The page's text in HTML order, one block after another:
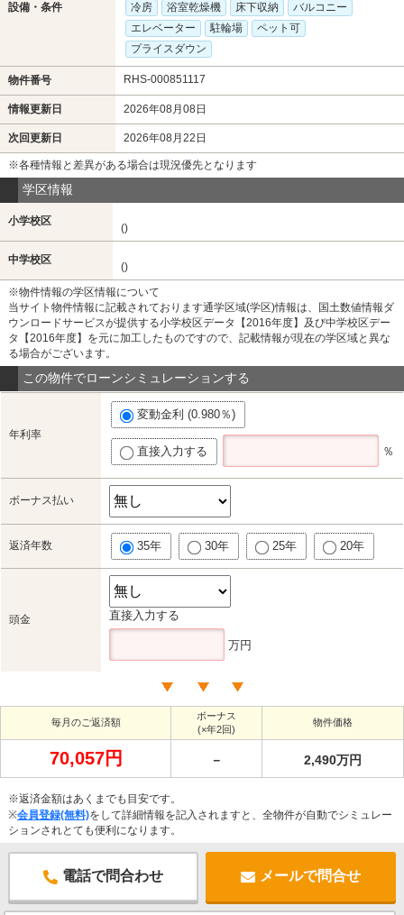
設備・条件
冷房
浴室乾燥機 床下収納
バルコニー
エレベーター
駐輪場
ペット可
プライスダウン
物件番号 RHS-000851117
情報更新日 2026年08月08日
次回更新日 2026年08月22日
※各種情報と差異がある場合は現況優先となります
学区情報
小学校区
()
中学校区
()
※物件情報の学区情報について
当サイト物件情報に記載されております通学区域(学区)情報は、国土数値情報ダ
ウンロードサービスが提供する小学校区データ【2016年度】及び中学校区デー
タ【2016年度】を元に加工したものですので、記載情報が現在の学区域と異な
る場合がございます。
この物件でローンシミュレーションする
年利率
変動金利 (0.980％)
直接入力する ％
ボーナス払い
返済年数 35年 30年 25年 20年
頭金 直接入力する
万円
毎月のご返済額
ボーナス
(×年2回)
物件価格
70,057円 － 2,490万円
※返済金額はあくまでも目安です。
※会員登録(無料)をして詳細情報を記入されますと、全物件が自動でシミュレー
ションされとても便利になります。
電話で問合わせ メールで問合せ